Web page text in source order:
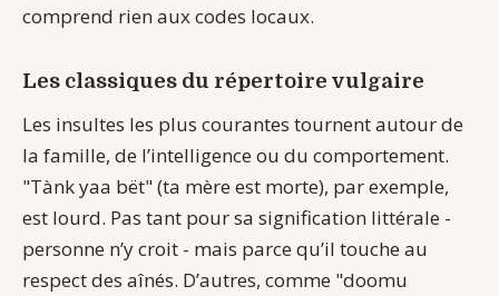
comprend rien aux codes locaux.
Les classiques du répertoire vulgaire
Les insultes les plus courantes tournent autour de
la famille, de l’intelligence ou du comportement.
"Tànk yaa bët" (ta mère est morte), par exemple,
est lourd. Pas tant pour sa signification littérale -
personne n’y croit - mais parce qu’il touche au
respect des aînés. D’autres, comme "doomu